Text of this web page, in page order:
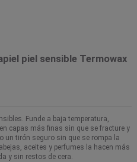
piel sensible Termowax
Funde a baja temperatura,
capas más finas sin que se fracture y
un tirón seguro sin que se rompa la
aceites y perfumes la hacen más
y sin restos de cera.